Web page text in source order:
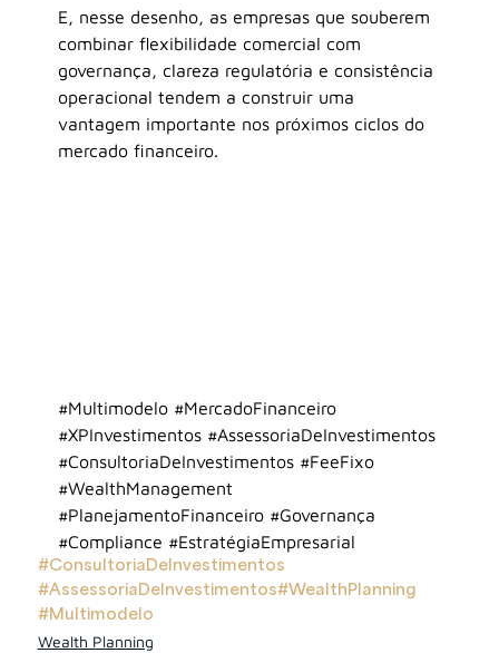
E, nesse desenho, as empresas que souberem
combinar flexibilidade comercial com
governança, clareza regulatória e consistência
operacional tendem a construir uma
vantagem importante nos próximos ciclos do
mercado financeiro.
#Multimodelo #MercadoFinanceiro
#XPInvestimentos #AssessoriaDeInvestimentos
#ConsultoriaDeInvestimentos #FeeFixo
#WealthManagement
#PlanejamentoFinanceiro #Governança
#Compliance #EstratégiaEmpresarial
#ConsultoriaDeInvestimentos
#AssessoriaDeInvestimentos#WealthPlanning
#Multimodelo
Wealth Planning